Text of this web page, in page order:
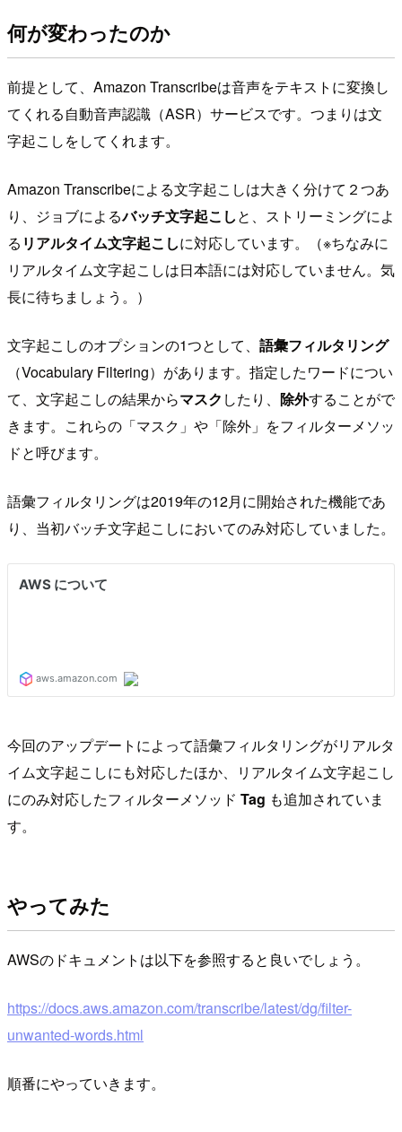
何が変わったのか
前提として、Amazon Transcribeは音声をテキストに変換し
てくれる自動音声認識（ASR）サービスです。つまりは文
字起こしをしてくれます。
Amazon Transcribeによる文字起こしは大きく分けて２つあ
り、ジョブによるバッチ文字起こしと、ストリーミングによ
る リアルタイム文字起こしに対応しています。（※ちなみに
リアルタイム文字起こしは日本語には対応していません。気
長に待ちましょう。）
文字起こしのオプションの1つとして、 語彙フィルタリング
（Vocabulary Filtering）があります。指定したワードについ
て、文字起こしの結果からマスク したり、 除外することがで
きます。これらの「マスク」や「除外」をフィルターメソッ
ドと呼びます。
語彙フィルタリングは2019年の12月に開始された機能であ
り、当初バッチ文字起こしにおいてのみ対応していました。
今回のアップデートによって語彙フィルタリングがリアルタ
イム文字起こしにも対応したほか、リアルタイム文字起こし
にのみ対応したフィルターメソッド Tag も追加されていま
す。
やってみた
AWSのドキュメントは以下を参照すると良いでしょう。
https://docs.aws.amazon.com/transcribe/latest/dg/filter-
unwanted-words.html
順番にやっていきます。